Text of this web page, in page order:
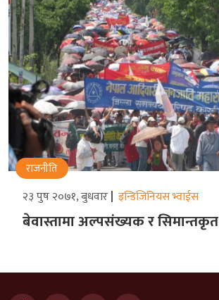
राजनीति
२३ पुष २०७१, बुधवार इन्डिजिनियस भ्वाईस
बेवास्तामा अल्पसंख्यक र सिमान्तकृत